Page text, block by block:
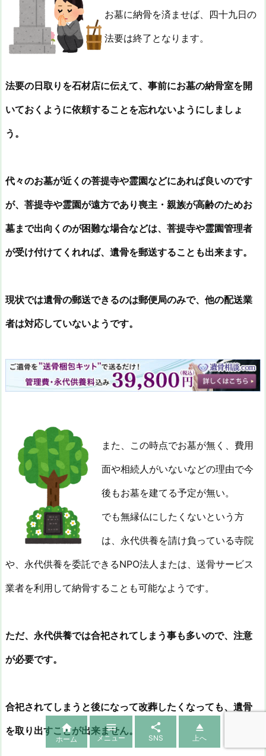
お墓に納骨を済ませば、四十九日の
法要は終了となります。
法要の日取りを石材店に伝えて、事前にお墓の納骨室を開
いておくように依頼することを忘れないようにしましょ
う。
代々のお墓が近くの菩提寺や霊園などにあれば良いのです
が、菩提寺や霊園が遠方であり喪主・親族が高齢のためお
墓まで出向くのが困難な場合などは、菩提寺や霊園管理者
が受け付けてくれれば、遺骨を郵送することも出来ます。
現状では遺骨の郵送できるのは郵便局のみで、他の配送業
者は対応していないようです。
また、この時点でお墓が無く、費用
面や相続人がいないなどの理由で今
後もお墓を建てる予定が無い。
でも無縁仏にしたくないという方
は、永代供養を請け負っている寺院
や、永代供養を委託できるNPO法人または、送骨サービス
業者を利用して納骨することも可能なようです。
ただ、永代供養では合祀されてしまう事も多いので、注意
が必要です。
合祀されてしまうと後になって改葬したくなっても、遺骨
を取り出すことが出来ません。

ホーム

メニュー

SNS

上へ